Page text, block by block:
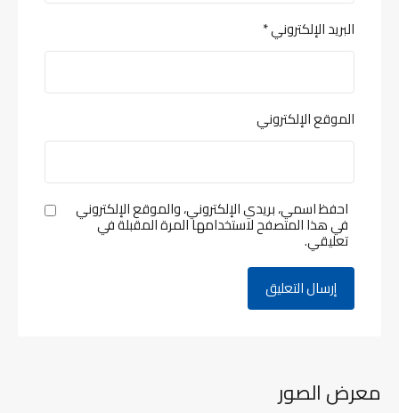
البريد الإلكتروني*
الموقع الإلكتروني
احفظ اسمي، بريدي الإلكتروني، والموقع الإلكتروني
في هذا المتصفح لاستخدامها المرة المقبلة في
تعليقي.
معرض الصور